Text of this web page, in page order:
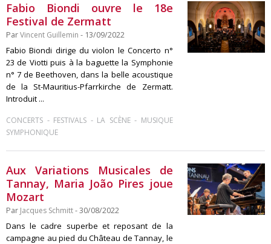
Fabio Biondi ouvre le 18e
Festival de Zermatt
ParVincent Guillemin - 13/09/2022
Fabio Biondi dirige du violon le Concerto n°
23 de Viotti puis à la baguette la Symphonie
n° 7 de Beethoven, dans la belle acoustique
de la St-Mauritius-Pfarrkirche de Zermatt.
Introduit ...
CONCERTS - FESTIVALS - LA SCÈNE- MUSIQUE
SYMPHONIQUE
Aux Variations Musicales de
Tannay, Maria João Pires joue
Mozart
Par Jacques Schmitt- 30/08/2022
Dans le cadre superbe et reposant de la
campagne au pied du Château de Tannay, le